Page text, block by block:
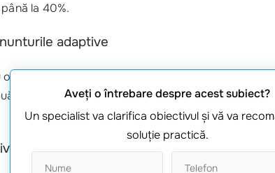
la 40%.
adaptive
concurență acerbă. După ce a contactat echipa
luni, Maria a observat o dublare a vânzărilor
Aveţi o întrebare despre acest subiect?
Un specialist va clarifica obiectivul şi vă va
soluţie practică.